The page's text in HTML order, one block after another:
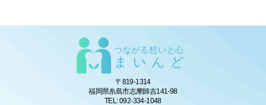
つながる想いと心
まいんど
〒819-1314
福岡県糸島市志摩師吉141-98
TEL: 092-334-1048